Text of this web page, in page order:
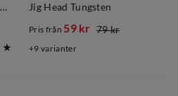
Westin Diamond File Hook Sharpener Krokbryne
Jig Head Tungsten
discounted
Pris från 59 kr
original
79 kr
9 varianter